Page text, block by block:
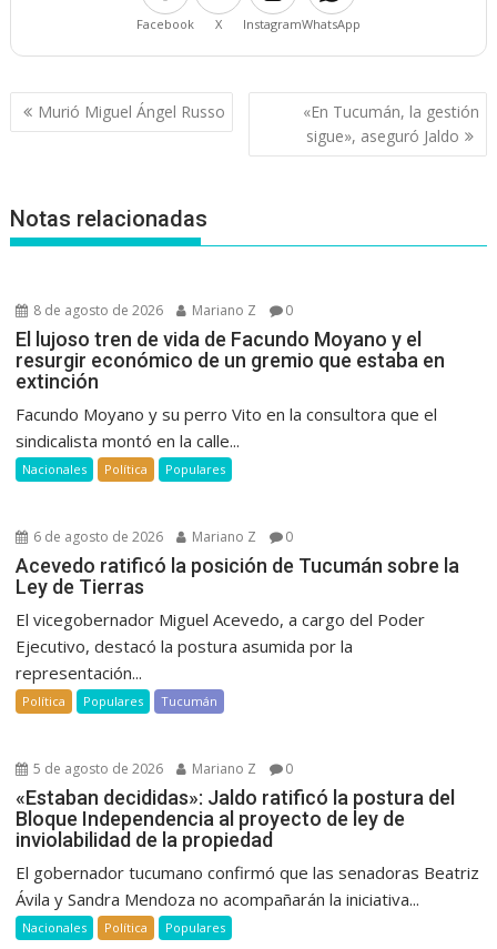
Facebook X InstagramWhatsApp
Navegación
de
Murió Miguel Ángel Russo
«En Tucumán, la gestión
sigue», aseguró Jaldo
Notas relacionadas
8 de agosto de 2026 Mariano Z 0
El lujoso tren de vida de Facundo Moyano y el
resurgir económico de un gremio que estaba en
extinción
Facundo Moyano y su perro Vito en la consultora que el
sindicalista montó en la calle...
Nacionales Política Populares
6 de agosto de 2026 Mariano Z 0
Acevedo ratificó la posición de Tucumán sobre la
Ley de Tierras
El vicegobernador Miguel Acevedo, a cargo del Poder
Ejecutivo, destacó la postura asumida por la
representación...
Política Populares Tucumán
5 de agosto de 2026 Mariano Z 0
«Estaban decididas»: Jaldo ratificó la postura del
Bloque Independencia al proyecto de ley de
inviolabilidad de la propiedad
El gobernador tucumano confirmó que las senadoras Beatriz
Ávila y Sandra Mendoza no acompañarán la iniciativa...
Nacionales Política Populares